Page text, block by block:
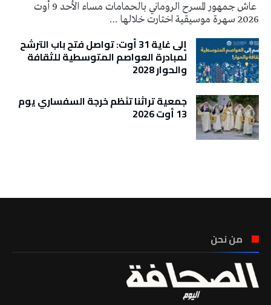
عاش جمهور المسرح الروماني بالحمامات مساء الأحد 9 أوت
2026 سهرة موسيقية اختارت خلالها …
إلى غاية 31 أوت: تواصل فتح باب الترشح
لمبادرة العواصم المتوسطية للثقافة
والحوار 2028
جمعية تراثنا تنَظم خرجة السفساري يوم
13 أوت 2026
من نحن